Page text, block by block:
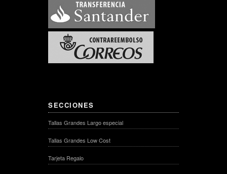
SECCIONES
Tallas Grandes Largo especial
Tallas Grandes Low Cost
Tarjeta Regalo